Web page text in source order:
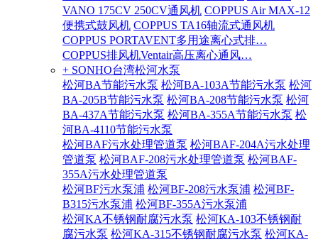
VANO 175CV 250CV通风机 COPPUS Air MAX-12
便携式鼓风机 COPPUS TA16轴流式通风机
COPPUS PORTAVENT多用途离心式排…
COPPUS排风机Ventair高压离心通风…
+ SONHO台湾松河水泵
松河BA节能污水泵 松河BA-103A节能污水泵 松河
BA-205B节能污水泵 松河BA-208节能污水泵 松河
BA-437A节能污水泵 松河BA-355A节能污水泵 松
河BA-4110节能污水泵
松河BAF污水处理管道泵 松河BAF-204A污水处理
管道泵 松河BAF-208污水处理管道泵 松河BAF-
355A污水处理管道泵
松河BF污水泵浦 松河BF-208污水泵浦 松河BF-
B315污水泵浦 松河BF-355A污水泵浦
松河KA不锈钢耐腐污水泵 松河KA-103不锈钢耐
腐污水泵 松河KA-315不锈钢耐腐污水泵 松河KA-